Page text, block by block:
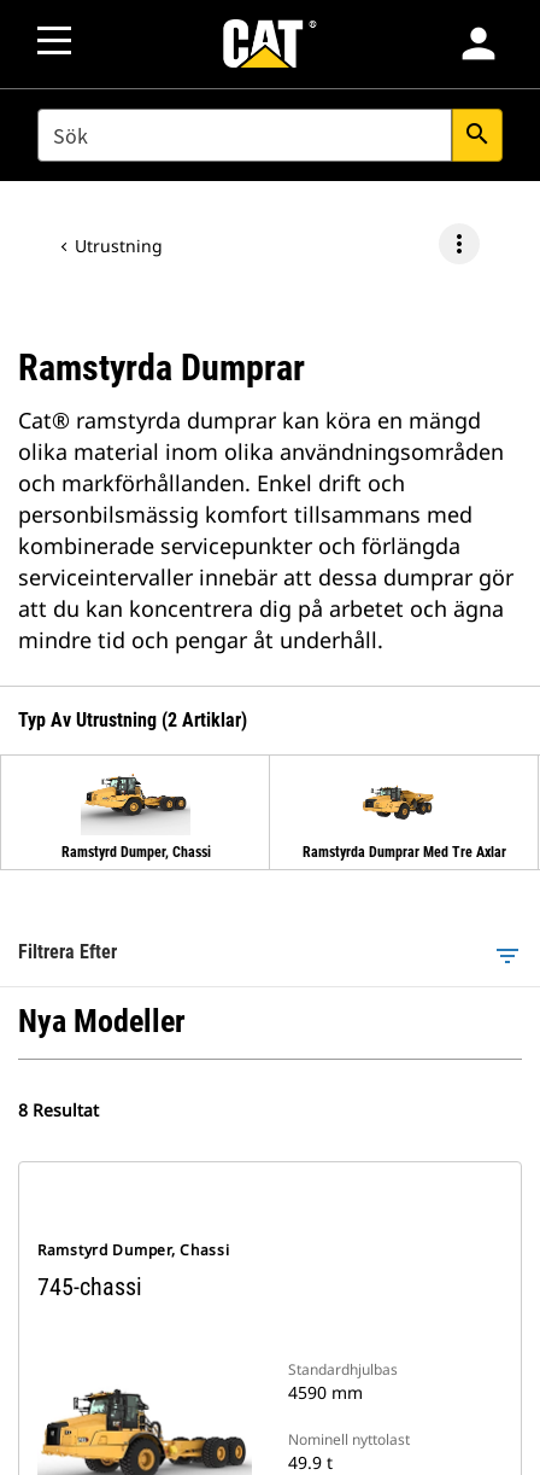
person
SEARCH search
Utrustning more_vert
Ramstyrda Dumprar
Cat® ramstyrda dumprar kan köra en mängd
olika material inom olika användningsområden
och markförhållanden. Enkel drift och
personbilsmässig komfort tillsammans med
kombinerade servicepunkter och förlängda
serviceintervaller innebär att dessa dumprar gör
att du kan koncentrera dig på arbetet och ägna
mindre tid och pengar åt underhåll.
Typ Av Utrustning (2 Artiklar)
Ramstyrd Dumper, Chassi Ramstyrda Dumprar Med Tre Axlar
Filtrera Efter filter_list
Nya Modeller
8 Resultat
Ramstyrd Dumper, Chassi
745-chassi
Standardhjulbas
4590 mm
Nominell nyttolast
49.9 t